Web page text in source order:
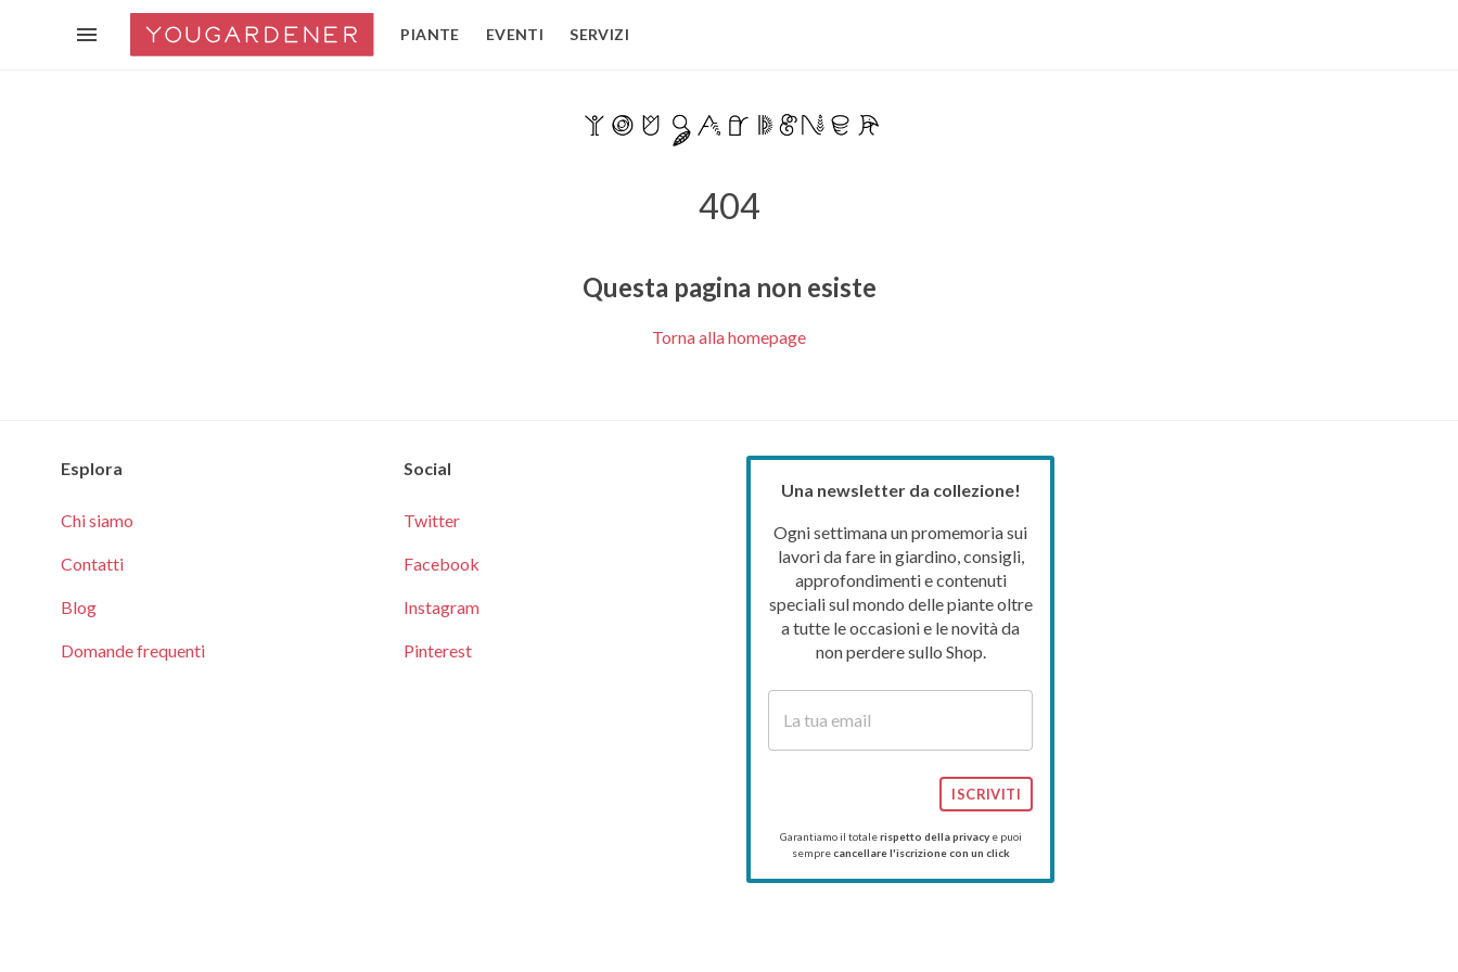
PIANTE EVENTI SERVIZI
404
Questa pagina non esiste
Torna alla homepage
Esplora
Chi siamo
Contatti
Blog
Domande frequenti
Social
Twitter
Facebook
Instagram
Pinterest
Una newsletter da collezione!
Ogni settimana un promemoria sui
lavori da fare in giardino, consigli,
approfondimenti e contenuti
speciali sul mondo delle piante oltre
a tutte le occasioni e le novità da
non perdere sullo Shop.
ISCRIVITI
Garantiamo il totalerispetto della privacye puoi
semprecancellare l'iscrizione con un click